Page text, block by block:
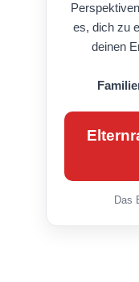
es, dich zu
deinen
Das